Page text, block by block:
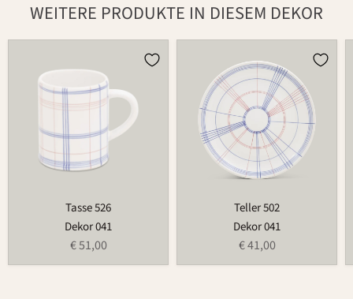
WEITERE PRODUKTE IN DIESEM DEKOR
Tasse 526
Dekor 041
€ 51,00
Teller 502
Dekor 041
€ 41,00